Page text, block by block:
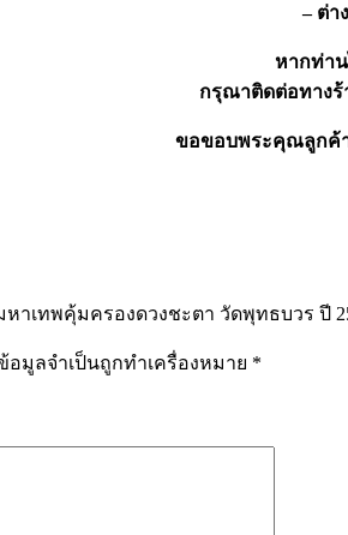
– ต่า
หากท่า
กรุณาติดต่อทางร้
ขอขอบพระคุณลูกค้
เทพคุ้มครองดวงชะตา วัดพุทธบวร ปี
อมูลจำเป็นถูกทำเครื่องหมาย *